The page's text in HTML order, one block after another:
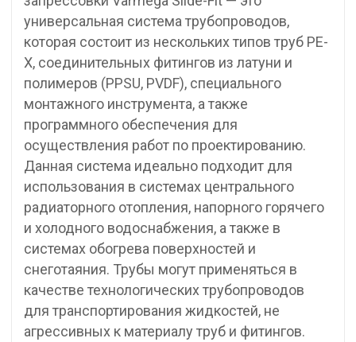
универсальная система трубопроводов,
которая состоит из нескольких типов труб PE-
X, соединительных фитингов из латуни и
полимеров (PPSU, PVDF), специального
монтажного инструмента, а также
программного обеспечения для
осуществления работ по проектированию.
Данная система идеально подходит для
использования в системах центрального
радиаторного отопления, напорного горячего
и холодного водоснабжения, а также в
системах обогрева поверхностей и
снеготаяния. Трубы могут применяться в
качестве технологических трубопроводов
для транспортирования жидкостей, не
агрессивных к материалу труб и фитингов.